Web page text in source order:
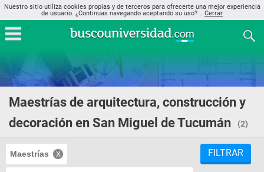
Nuestro sitio utiliza cookies propias y de terceros para ofrecerte una mejor experiencia
de usuario. ¿Continuas navegando aceptando su uso? .. Cerrar
Maestrías de arquitectura, construcción y
decoración en San Miguel de Tucumán
(2)
Maestrías FILTRAR